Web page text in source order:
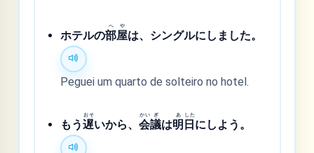
ホテルの部
へ
屋
や
は、シングルにしました。
Peguei um quarto de solteiro no hotel.
もう遅
おそ
いから、会
かい
議
ぎ
は明
あ
日
した
にしよう。